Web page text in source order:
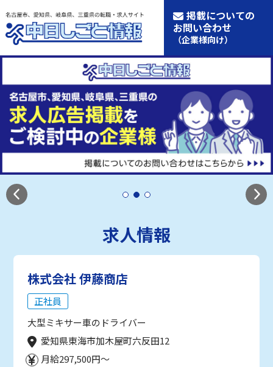
掲載についての
お問い合わせ
（企業様向け）
求人情報
株式会社 伊藤商店
正社員
大型ミキサー車のドライバー
愛知県東海市加木屋町六反田12
月給297,500円～